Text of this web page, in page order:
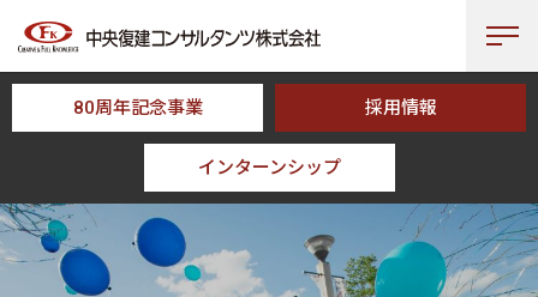
80周年記念事業 採用情報
インターンシップ